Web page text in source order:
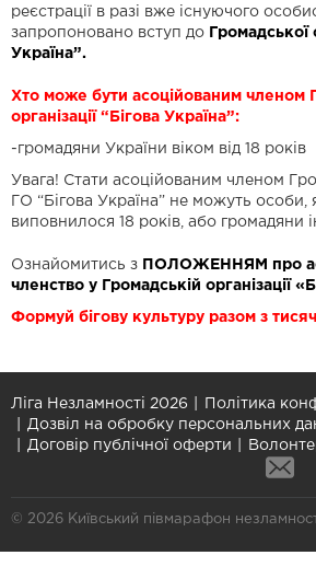
реєстрації в разі вже існуючого
запропоновано вступ до Громадської
Україна”.
Хто може бути асоційованим членом
організації “Бігова Україна”:
-громадяни України віком від 18 років
Увага! Стати асоційованим членом
ГО “Бігова Україна” не можуть
виповнилося 18 років, або громадяни
Ознайомитись з ПОЛОЖЕННЯМ про
членство у Громадській організації
Формуй бігову культуру разом з
Ліга Незламності 2026
Політика
Дозвіл на обробку персональних
Договір публічної оферти
© 2026 Київський півмарафон